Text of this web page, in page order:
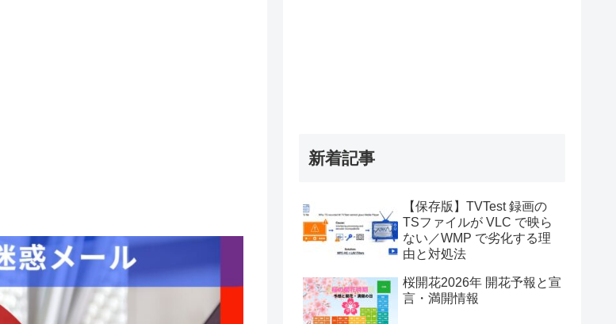
新着記事
【保存版】TVTest 録画の
TSファイルが VLC で映ら
ない／WMP で劣化する理
由と対処法
桜開花2026年 開花予報と宣
言・満開情報